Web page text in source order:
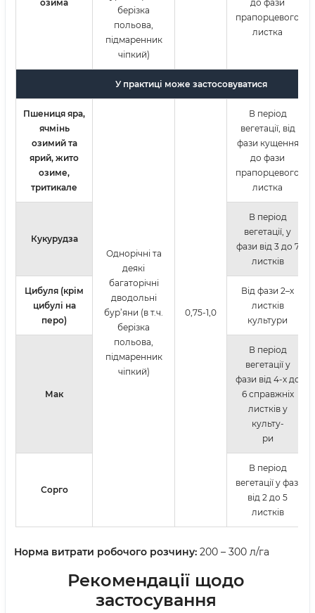
озима
берізка
польова,
підмаренник
чіпкий)
до фази
прапорцевого
листка
У практиці може застосовуватися
Пшениця яра,
ячмінь
озимий та
ярий, жито
озиме,
тритикале
Однорічні та
деякі
багаторічні
дводольні
бур’яни (в т.ч.
берізка
польова,
підмаренник
чіпкий)
0,75-1,0
В період
вегетації, від
фази кущення
до фази
прапорцевого
листка
Кукурудза
В період
вегетації, у
фази від 3 до 7
листків
Цибуля (крім
цибулі на
перо)
Від фази 2–х
листків
культури
Мак
В період
вегетації у
фази від 4-х до
6 справжніх
листків у
культу-
ри
Сорго
В період
вегетації у фазі
від 2 до 5
листків
Норма витрати робочого розчину: 200 – 300 л/га
Рекомендації щодо
застосування